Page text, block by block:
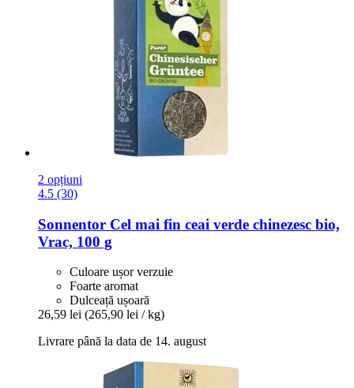
2 opțiuni
4.5 (30)
Sonnentor Cel mai fin ceai verde chinezesc bio,
Vrac, 100 g
Culoare ușor verzuie
Foarte aromat
Dulceață ușoară
26,59 lei (265,90 lei / kg)
Livrare până la data de 14. august